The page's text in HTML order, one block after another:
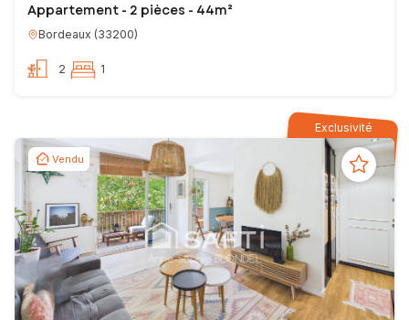
Appartement - 2 pièces - 44m²
Bordeaux (33200)
2 1
Exclusivité
Vendu